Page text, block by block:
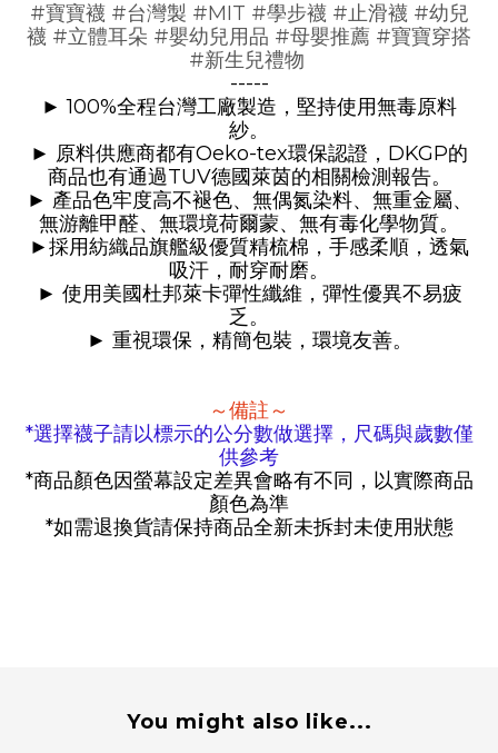
#寶寶襪 #台灣製 #MIT #學步襪 #止滑襪 #幼兒
襪 #立體耳朵 #嬰幼兒用品 #母嬰推薦 #寶寶穿搭
#新生兒禮物
-----
► 100%全程台灣工廠製造，堅持使用無毒原料
紗。
► 原料供應商都有Oeko-tex環保認證， DKGP的
商品也有通過TUV德國萊茵的相關檢測報告。
► 產品色牢度高不褪色、無偶氮染料、無重金屬、
無游離甲醛、無環境荷爾蒙、無有毒化學物質。
► 採用紡織品旗艦級優質精梳棉，手感柔順，透氣
吸汗，耐穿耐磨。
► 使用美國杜邦萊卡彈性纖維，彈性優異不易疲
乏。
► 重視環保，精簡包裝，環境友善。
～備註～
*選擇襪子請以標示的公分數做選擇，尺碼與歲數僅
供參考
*商品顏色因螢幕設定差異會略有不同，以實際商品
顏色為準
*如需退換貨請保持商品全新未拆封未使用狀態
You might also like...